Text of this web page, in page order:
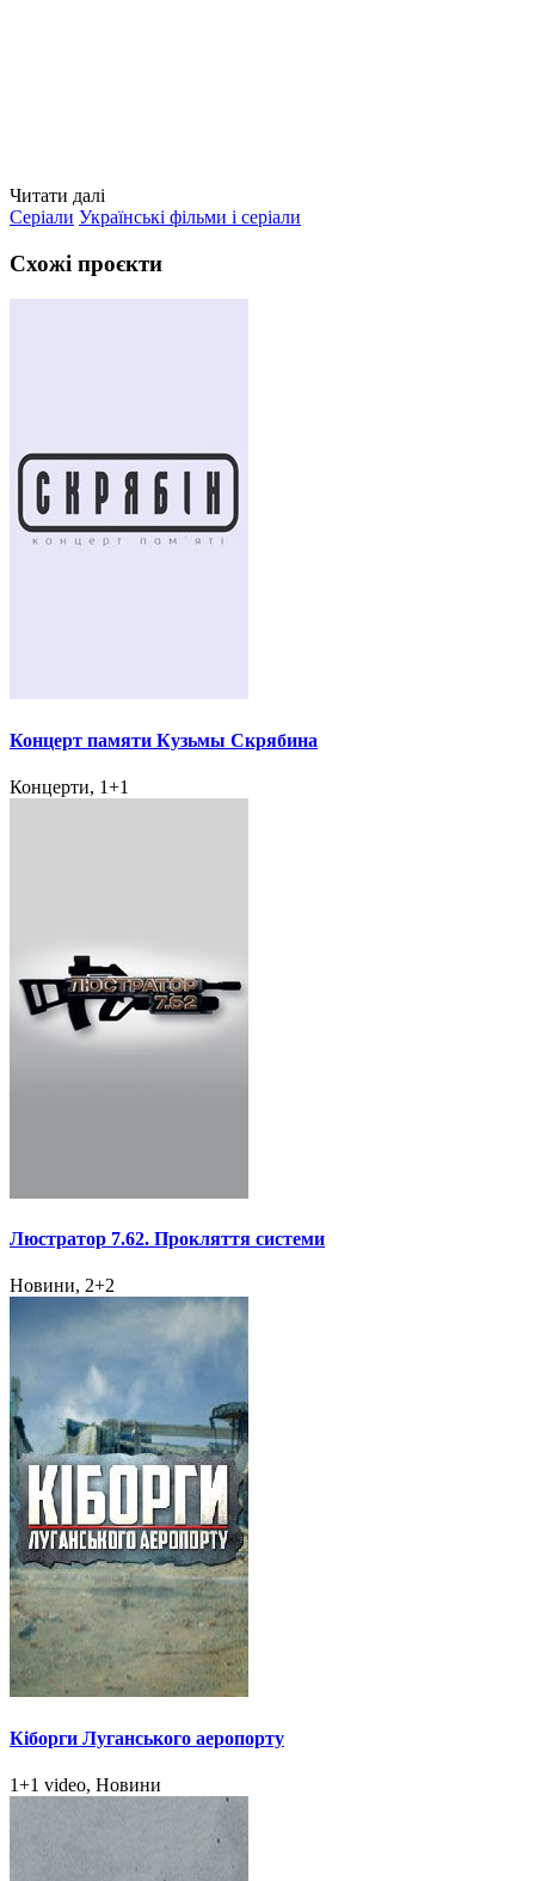
Читати далі
Серіали Українські фільми і серіали
Схожі проєкти
Концерт памяти Кузьмы Скрябина
Концерти, 1+1
Люстратор 7.62. Прокляття системи
Новини, 2+2
Кіборги Луганського аеропорту
1+1 video, Новини